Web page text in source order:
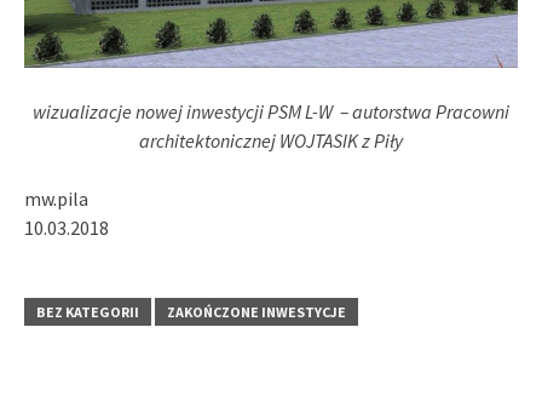
wizualizacje nowej inwestycji PSM L-W – autorstwa Pracowni
architektonicznej WOJTASIK z Piły
mw.pila
10.03.2018
BEZ KATEGORII ZAKOŃCZONE INWESTYCJE